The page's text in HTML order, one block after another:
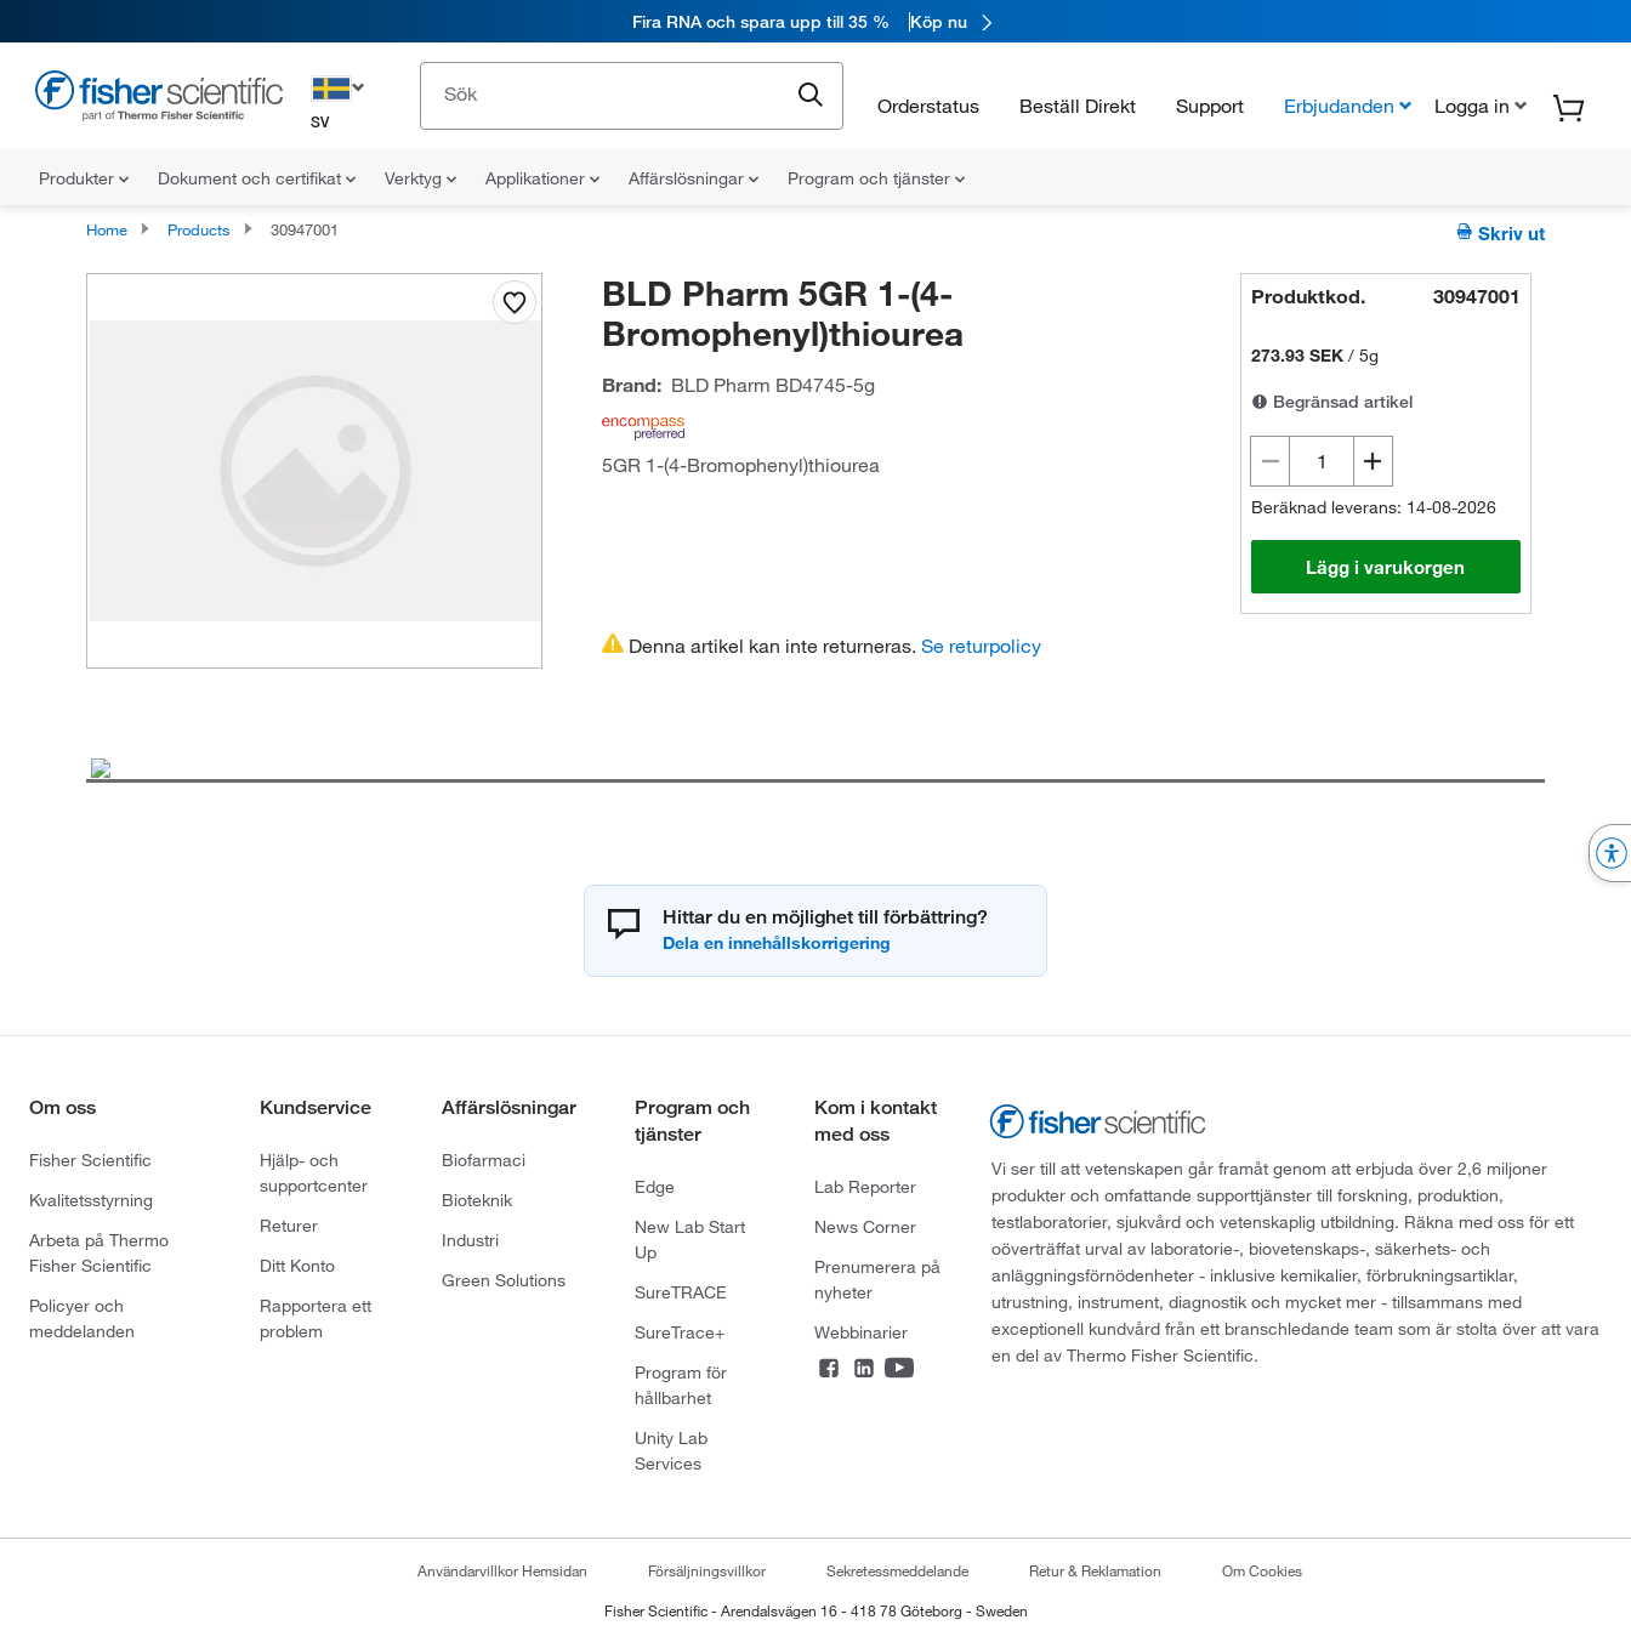
Fira RNA och spara upp till 35 % Köp nu
SV
Orderstatus Beställ Direkt Support Erbjudanden Logga in
Produkter Dokument och certifikat Verktyg Applikationer Affärslösningar Program och tjänster
Home Products 30947001 Skriv ut
BLD Pharm 5GR 1-(4-
Bromophenyl)thiourea
Brand: BLD Pharm BD4745-5g
5GR 1-(4-Bromophenyl)thiourea
Produktkod. 30947001
273.93 SEK /5g
Begränsad artikel
Beräknad leverans: 14-08-2026
Lägg i varukorgen
Denna artikel kan inte returneras. Se returpolicy
Hittar du en möjlighet till förbättring?
Om oss
Fisher Scientific
Kvalitetsstyrning
Arbeta på Thermo
Fisher Scientific
Policyer och
meddelanden
Kundservice
Hjälp- och
supportcenter
Returer
Ditt Konto
Rapportera ett
problem
Affärslösningar
Biofarmaci
Bioteknik
Industri
Green Solutions
Program och
tjänster
Edge
New Lab Start
Up
SureTRACE
SureTrace+
Program för
hållbarhet
Unity Lab
Services
Kom i kontakt
med oss
Lab Reporter
News Corner
Prenumerera på
nyheter
Webbinarier
Vi ser till att vetenskapen går framåt genom att erbjuda över 2,6 miljoner
produkter och omfattande supporttjänster till forskning, produktion,
testlaboratorier, sjukvård och vetenskaplig utbildning. Räkna med oss för ett
oöverträffat urval av laboratorie-, biovetenskaps-, säkerhets- och
anläggningsförnödenheter - inklusive kemikalier, förbrukningsartiklar,
utrustning, instrument, diagnostik och mycket mer - tillsammans med
exceptionell kundvård från ett branschledande team som är stolta över att vara
en del av Thermo Fisher Scientific.
Användarvillkor Hemsidan Försäljningsvillkor Sekretessmeddelande Retur & Reklamation Om Cookies
Fisher Scientific - Arendalsvägen 16 - 418 78 Göteborg - Sweden